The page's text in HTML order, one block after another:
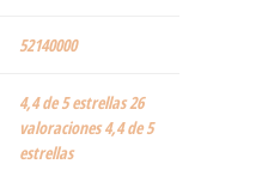
52140000
4,4 de 5 estrellas 26
valoraciones 4,4 de 5
estrellas